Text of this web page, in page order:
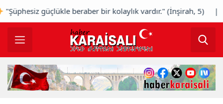
güçlükle beraber bir kolaylık vardır." (İnşirah, 5) |